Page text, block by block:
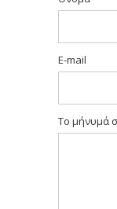
E-mail
Το μήνυμά